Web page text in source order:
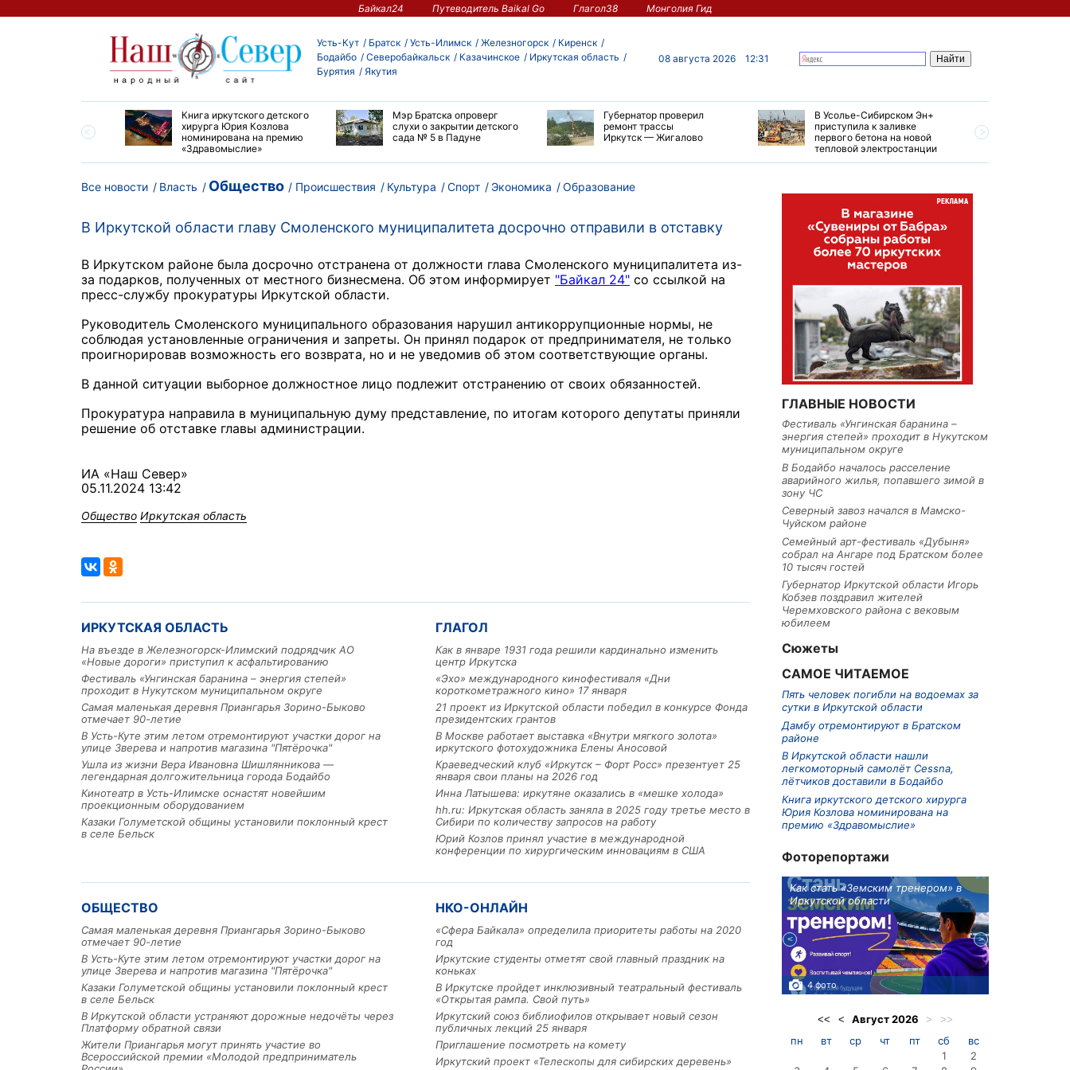
Байкал24 Путеводитель Baikal Go Глагол38 Монголия Гид
Усть-Кут Братск Усть-Илимск Железногорск
Киренск
Бодайбо
Северобайкальск Казачинское
Иркутская область
Бурятия
Якутия
08 августа 2026 12:31
большой эстафеты
Книга иркутского детского
хирурга Юрия Козлова
номинирована на премию
«Здравомыслие»
Мэр Братска опроверг
слухи о закрытии детского
сада № 5 в Падуне
Губернатор проверил
ремонт трассы
Иркутск — Жигалово
В Усолье-Сибирском Эн+
приступила к заливке
первого бетона на новой
тепловой электростанции
Все новости Власть Общество Происшествия Культура Спорт Экономика Образование
В Иркутской области главу Смоленского муниципалитета досрочно отправили в отставку
В Иркутском районе была досрочно отстранена от должности глава Смоленского муниципалитета из-
за подарков, полученных от местного бизнесмена. Об этом информирует "Байкал 24" со ссылкой на
пресс-службу прокуратуры Иркутской области.
Руководитель Смоленского муниципального образования нарушил антикоррупционные нормы, не
соблюдая установленные ограничения и запреты. Он принял подарок от предпринимателя, не только
проигнорировав возможность его возврата, но и не уведомив об этом соответствующие органы.
В данной ситуации выборное должностное лицо подлежит отстранению от своих обязанностей.
Прокуратура направила в муниципальную думу представление, по итогам которого депутаты приняли
решение об отставке главы администрации.
ИА «Наш Север»
05.11.2024 13:42
Общество Иркутская область
ИРКУТСКАЯ ОБЛАСТЬ
На въезде в Железногорск-Илимский подрядчик АО
«Новые дороги» приступил к асфальтированию
Фестиваль «Унгинская баранина – энергия степей»
проходит в Нукутском муниципальном округе
Самая маленькая деревня Приангарья Зорино-Быково
отмечает 90-летие
В Усть-Куте этим летом отремонтируют участки дорог на
улице Зверева и напротив магазина "Пятёрочка"
Ушла из жизни Вера Ивановна Шишлянникова —
легендарная долгожительница города Бодайбо
Кинотеатр в Усть-Илимске оснастят новейшим
проекционным оборудованием
Казаки Голуметской общины установили поклонный крест
в селе Бельск
ГЛАГОЛ
Как в январе 1931 года решили кардинально изменить
центр Иркутска
«Эхо» международного кинофестиваля «Дни
короткометражного кино» 17 января
21 проект из Иркутской области победил в конкурсе Фонда
президентских грантов
В Москве работает выставка «Внутри мягкого золота»
иркутского фотохудожника Елены Аносовой
Краеведческий клуб «Иркутск – Форт Росс» презентует 25
января свои планы на 2026 год
Инна Латышева: иркутяне оказались в «мешке холода»
hh.ru: Иркутская область заняла в 2025 году третье место в
Сибири по количеству запросов на работу
Юрий Козлов принял участие в международной
конференции по хирургическим инновациям в США
ОБЩЕСТВО
Самая маленькая деревня Приангарья Зорино-Быково
отмечает 90-летие
В Усть-Куте этим летом отремонтируют участки дорог на
улице Зверева и напротив магазина "Пятёрочка"
Казаки Голуметской общины установили поклонный крест
в селе Бельск
В Иркутской области устраняют дорожные недочёты через
Платформу обратной связи
Жители Приангарья могут принять участие во
Всероссийской премии «Молодой предприниматель
НКО-ОНЛАЙН
«Сфера Байкала» определила приоритеты работы на 2020
год
Иркутские студенты отметят свой главный праздник на
коньках
В Иркутске пройдет инклюзивный театральный фестиваль
«Открытая рампа. Свой путь»
Иркутский союз библиофилов открывает новый сезон
публичных лекций 25 января
Приглашение посмотреть на комету
Иркутский проект «Телескопы для сибирских деревень»
ГЛАВНЫЕ НОВОСТИ
Фестиваль «Унгинская баранина –
энергия степей» проходит в Нукутском
муниципальном округе
В Бодайбо началось расселение
аварийного жилья, попавшего зимой в
зону ЧС
Северный завоз начался в Мамско-
Чуйском районе
Семейный арт-фестиваль «Дубыня»
собрал на Ангаре под Братском более
10 тысяч гостей
Губернатор Иркутской области Игорь
Кобзев поздравил жителей
Черемховского района с вековым
юбилеем
Сюжеты
САМОЕ ЧИТАЕМОЕ
Пять человек погибли на водоемах за
сутки в Иркутской области
Дамбу отремонтируют в Братском
районе
В Иркутской области нашли
легкомоторный самолёт Cessna,
лётчиков доставили в Бодайбо
Книга иркутского детского хирурга
Юрия Козлова номинирована на
премию «Здравомыслие»
Фоторепортажи
из Иркутской области
3 фото
Как стать «Земским тренером» в
Иркутской области
4 фото
<< < Август2026 > >>
пн вт ср чт пт сб
вс
1
2